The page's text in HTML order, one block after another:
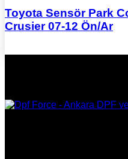
Toyota Sensör Park
Crusier 07-12 Ön/Ar